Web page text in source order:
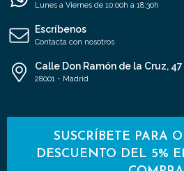
Lunes a Viernes de 10:00h a 18:30h
Escríbenos
Contacta con nosotros
Calle Don Ramón de la Cruz, 47
28001 - Madrid
SUSCRÍBETE PARA
DESCUENTO DEL 5%